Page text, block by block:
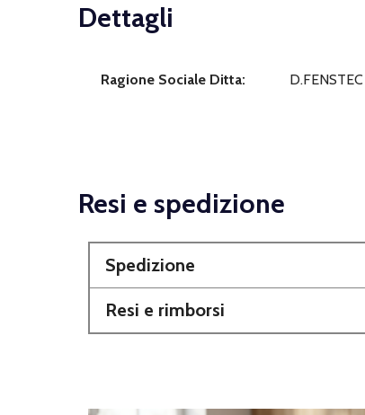
Dettagli
Ragione Sociale Ditta:
Resi e spedizione
Spedizione
Resi e rimborsi